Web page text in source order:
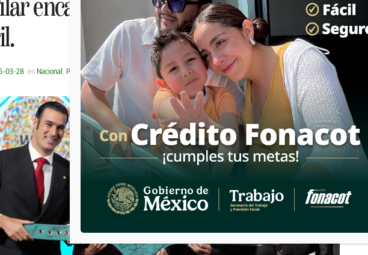
03-28 en Nacional Política